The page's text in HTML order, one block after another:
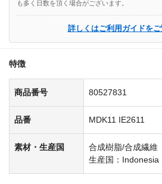
も多く日数を頂く場合がございます。
詳しくはご利用ガイドを
特徴
商品番号 80527831
品番 MDK11 IE2611
素材・生産国
合成樹脂/合成繊維
生産国：Indonesia